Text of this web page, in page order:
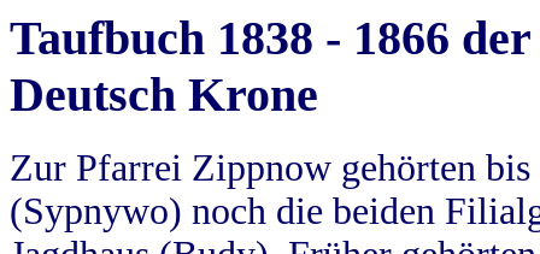
Taufbuch 1838 - 1866
Deutsch Krone
Zur Pfarrei Zippnow gehörten
(Sypnywo) noch die beiden